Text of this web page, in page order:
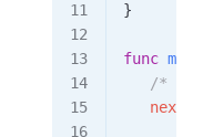
}
func main
/*